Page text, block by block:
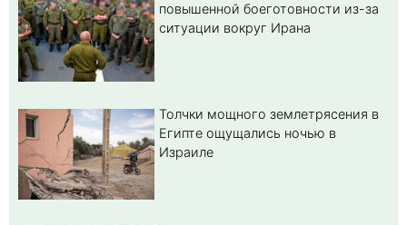
повышенной боеготовности из-за
ситуации вокруг Ирана
Толчки мощного землетрясения в
Египте ощущались ночью в
Израиле